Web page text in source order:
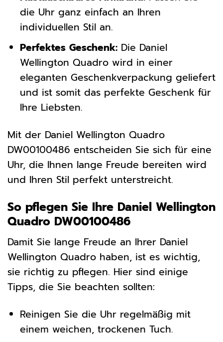
die Uhr ganz einfach an Ihren
individuellen Stil an.
Perfektes Geschenk:Die Daniel
Wellington Quadro wird in einer
eleganten Geschenkverpackung geliefert
und ist somit das perfekte Geschenk für
Ihre Liebsten.
Mit der Daniel Wellington Quadro
DW00100486 entscheiden Sie sich für eine
Uhr, die Ihnen lange Freude bereiten wird
und Ihren Stil perfekt unterstreicht.
So pflegen Sie Ihre Daniel Wellington
Quadro DW00100486
Damit Sie lange Freude an Ihrer Daniel
Wellington Quadro haben, ist es wichtig,
sie richtig zu pflegen. Hier sind einige
Tipps, die Sie beachten sollten:
Reinigen Sie die Uhr regelmäßig mit
einem weichen, trockenen Tuch.